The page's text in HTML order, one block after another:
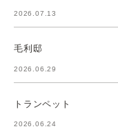
2026.07.13
毛利邸
2026.06.29
トランペット
2026.06.24